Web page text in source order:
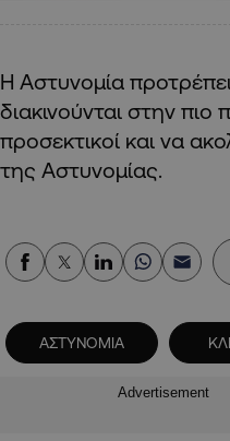
Η Αστυνομία
διακινούνται στην πιο
προσεκτικοί και να
της Αστυνομίας.
ΑΣΤΥΝΟΜΙΑ
Advertisement